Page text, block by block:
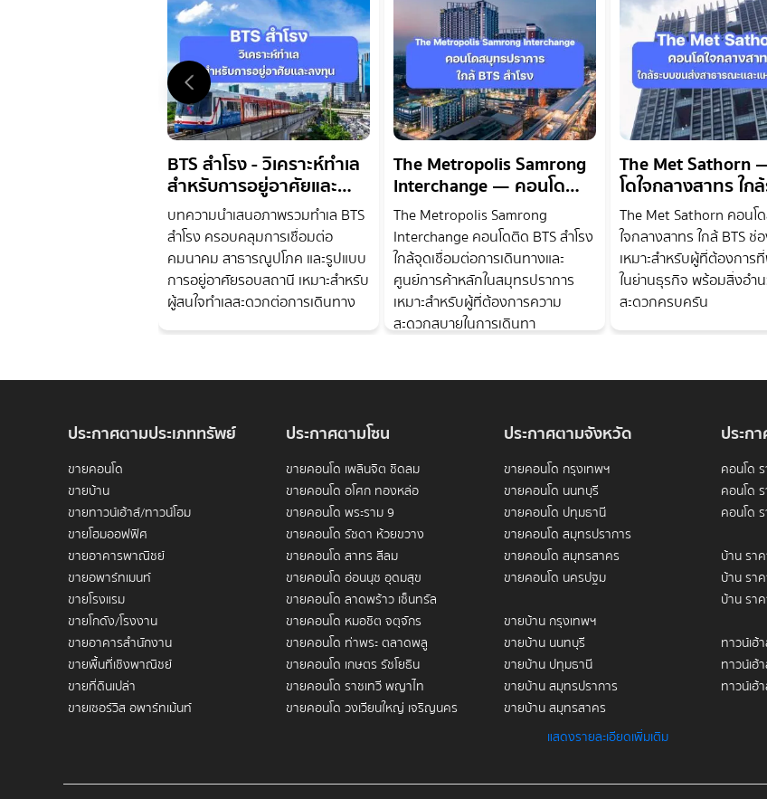
ไปยังย่านธุรกิจและโรงแรมระดับห้าดาวรอบบริเวณ
ตัวโครงการถูกออกแบบในสไตล์โมเดิร์นลักชัวรี เน้นวัสดุคุณภาพสูง พื้นที่ส่วนกลางแบบเป็นสัดส่วน และให้ความสำคัญกับความเป็
จำนวนยูนิตไม่มากเมื่อเทียบกับตึกสูงทั่วไป ทำให้บรรยากาศภายในโครงการค่อนข้างสงบ เหมาะกับผู้ที่มองหาที่อยู่อาศัยสำหรับอ
สรุปข้อมูลสำคัญโครงการ (Quick Facts สำหรับการตัดสินใจ)
ผู้พัฒนาโครงการ:
The Met Development (บริษัท เดอะ เม็ท ดีเวลลอปเม้นท์) — ผู้พัฒนาระดับพรีเมียมที่วางตำแหน่งโค
รูปแบบโครงการ:
High-rise ประมาณ 35-45 ชั้น จำนวน 1 อาคาร รวมประมาณ 120–200 ยูนิต
ทำเลที่ตั้ง:
ถนนสาทร (ซอยสาทรใกล้ตัวเมือง) แขวงทุ่งมหาเมฆ เขตสาทร กรุงเทพฯ (ห่างจากปากซอยโดยประมาณ 150-
BTS ช่องนนทรี ประมาณ 700–800 เมตร (เดินเท้าประมาณ 10 นาที ขึ้นกับจุดทางเข้า)
รูปแบบห้องพักและพื้นที่ใช้สอย:
1 ห้องนอน (ประมาณ 50–65 ตร.ม.)
2 ห้องนอน (ประมาณ 80–120 ตร.ม.) — ตัวอย่างยูนิตเด่นขนาด
93 ตร.ม.
3 ห้องนอน และเพนท์เฮาส์ (ประมาณ 140–250 ตร.ม.)
ราคาอัปเดตปี 2569:
ราคาขายเริ่มต้น 93 ตร.ม. / 17,000,000บาท / ราคาปล่อยเช่าเริ่มต้น 93 ตร.ม. / 55,000บาท
พื้นที่จอดรถ:
ประมาณ 50–70% ของจำนวนยูนิตทั้งหมด (รวมพื้นที่จอดแบบชั้นใต้ดินและชั้นล่าง)
เจาะลึกทำเลศักยภาพ: ทำไมชีวิตใน "สาทร" ถึงตอบโจทย์?
สาทรเป็นย่านที่ผสมผสานระหว่างสำนักงานระดับภูมิภาค โรงแรมหรู ร้านอาหารชั้นนำ และคอนโดมิเนียมระดับพรีเมียม ทำให้บรรย
BTS สำโรง - วิเคราะห์ทำเล
สำหรับการอยู่อาศัยและ
ลงทุน
บทความนำเสนอภาพรวมทำเล BTS
สำโรง ครอบคลุมการเชื่อมต่อ
คมนาคม สาธารณูปโภค และรูปแบบ
การอยู่อาศัยรอบสถานี เหมาะสำหรับ
ผู้สนใจทำเลสะดวกต่อการเดินทาง
The Metropolis Samrong
Interchange — คอนโด
สมุทรปราการ ติดรถไฟฟ้า
BTS สำโรง
The Metropolis Samrong
Interchange คอนโดติด BTS สำโรง
ใกล้จุดเชื่อมต่อการเดินทางและ
ศูนย์การค้าหลักในสมุทรปราการ
เหมาะสำหรับผู้ที่ต้องการความ
สะดวกสบายในการเดินทา
The Met Sathorn
โดใจกลางสาทร ใก
ขนส่งสาธารณะและแ
ธุรกิจ
The Met Sathorn คอนโ
ใจกลางสาทร ใกล้ BTS ช่
เหมาะสำหรับผู้ที่ต้องการ
ในย่านธุรกิจ พร้อมสิ่งอำ
สะดวกครบครัน
ประกาศตามประเภททรัพย์
ขายคอนโด
ขายบ้าน
ขายทาวน์เฮ้าส์/ทาวน์โฮม
ขายโฮมออฟฟิศ
ขายอาคารพาณิชย์
ขายอพาร์ทเมนท์
ขายโรงแรม
ขายโกดัง/โรงงาน
ขายอาคารสำนักงาน
ขายพื้นที่เชิงพาณิชย์
ขายที่ดินเปล่า
ขายเซอร์วิส อพาร์ทเม้นท์
ประกาศตามโซน
ขายคอนโด เพลินจิต ชิดลม
ขายคอนโด อโศก ทองหล่อ
ขายคอนโด พระราม 9
ขายคอนโด รัชดา ห้วยขวาง
ขายคอนโด สาทร สีลม
ขายคอนโด อ่อนนุช อุดมสุข
ขายคอนโด ลาดพร้าว เซ็นทรัล
ขายคอนโด หมอชิต จตุจักร
ขายคอนโด ท่าพระ ตลาดพลู
ขายคอนโด เกษตร รัชโยธิน
ขายคอนโด ราชเทวี พญาไท
ขายคอนโด วงเวียนใหญ่ เจริญนคร
ประกาศตามจังหวัด
ขายคอนโด กรุงเทพฯ
ขายคอนโด นนทบุรี
ขายคอนโด ปทุมธานี
ขายคอนโด สมุทรปราการ
ขายคอนโด สมุทรสาคร
ขายคอนโด นครปฐม
ขายบ้าน กรุงเทพฯ
ขายบ้าน นนทบุรี
ขายบ้าน ปทุมธานี
ขายบ้าน สมุทรปราการ
ขายบ้าน สมุทรสาคร
ขายบ้าน นครปฐม
ประก
คอนโด
คอนโด
คอนโด
บ้าน รา
บ้าน รา
บ้าน รา
ทาวน์เฮ้
ทาวน์เฮ้
ทาวน์เฮ้
แสดงรายละเอียดเพิ่มเติม